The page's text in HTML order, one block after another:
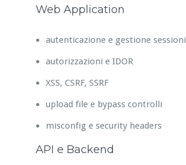
Web Application
autenticazione e gestione sessioni
autorizzazioni e IDOR
XSS, CSRF, SSRF
upload file e bypass controlli
misconfig e security headers
API e Backend